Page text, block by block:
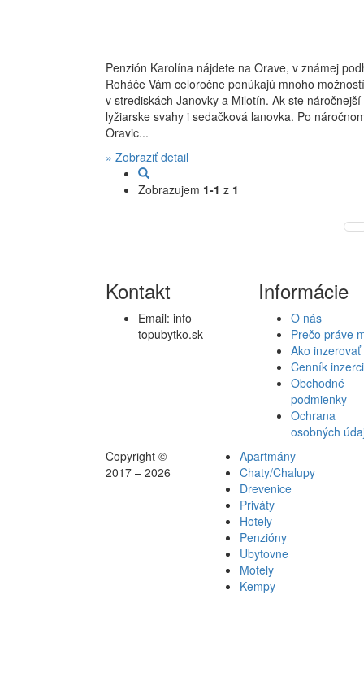
Penzión Karolína nájdete na Orave, v známej
Roháče Vám celoročne ponúkajú mnoho
v strediskách Janovky a Milotín. Ak ste
lyžiarske svahy i sedačková lanovka. Po
Oravic...
» Zobraziť detail
Zobrazujem 1-1 z 1
Kontakt
Email: info
topubytko.sk
Informácie
O nás
Prečo práve
Ako inzerovať
Cenník
Obchodné
podmienky
Ochrana
osobných
Copyright ©
2017 – 2026
Apartmány
Chaty/Chalupy
Drevenice
Priváty
Hotely
Penzióny
Ubytovne
Motely
Kempy